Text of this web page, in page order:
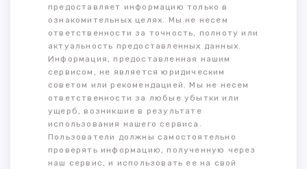
предоставляет информацию только в
ознакомительных целях. Мы не несем
ответственности за точность, полноту или
актуальность предоставленных данных.
Информация, предоставленная нашим
сервисом, не является юридическим
советом или рекомендацией. Мы не несем
ответственности за любые убытки или
ущерб, возникшие в результате
использования нашего сервиса.
Пользователи должны самостоятельно
проверять информацию, полученную через
наш сервис, и использовать ее на свой